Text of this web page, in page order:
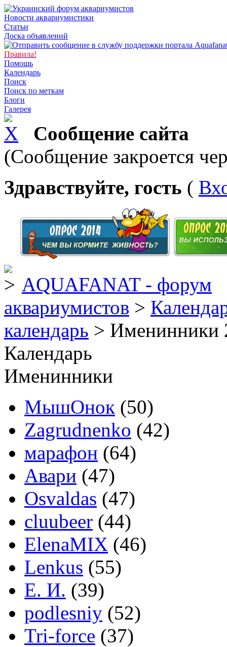
Новости аквариумистики
Статьи
Доска объявлений
Правила!
Помощь
Календарь
Поиск
Поиск по меткам
Блоги
Галерея
Сообщение сайта
(Сообщение закроется
Здравствуйте, гость (
AQUAFANAT - форум
аквариумистов >
календарь > Именинники
Календарь
Именинники
МышОнок (50)
Zagrudnenko (42)
марафон (64)
Авари (47)
Osvaldas (47)
cluubeer (44)
ElenaMIX (46)
Lenkus (55)
Е. И. (39)
podlesniy (52)
Tri-force (37)